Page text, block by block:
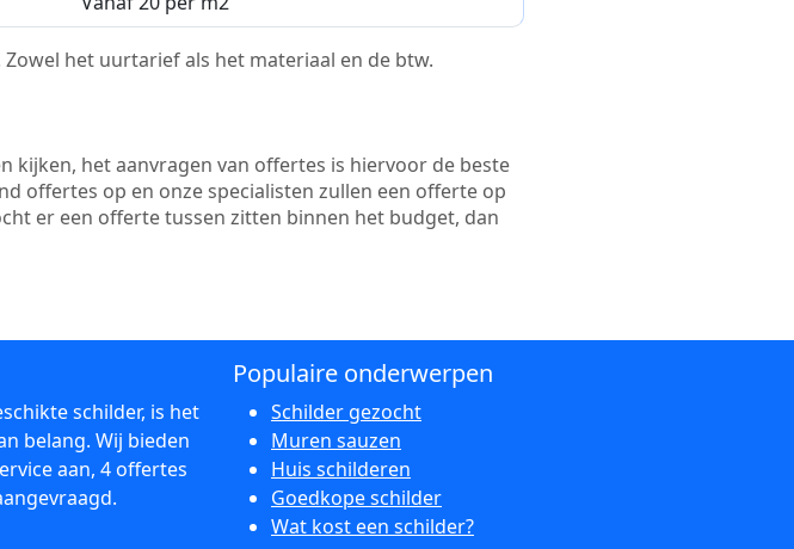
het uurtarief als het materiaal en de btw.
kijken, het aanvragen van offertes is hiervoor de beste
offertes op en onze specialisten zullen een offerte op
er een offerte tussen zitten binnen het budget, dan
schilder, is het
belang. Wij bieden
aan, 4 offertes
Populaire onderwerpen
Schilder gezocht
Muren sauzen
Huis schilderen
Goedkope schilder
Wat kost een schilder?